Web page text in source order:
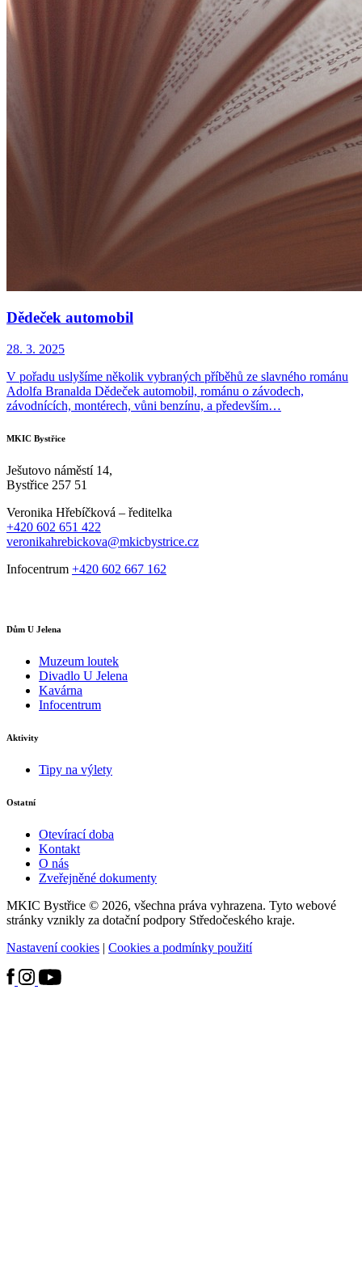
Dědeček automobil
28. 3. 2025
V pořadu uslyšíme několik vybraných příběhů ze slavného románu
Adolfa Branalda Dědeček automobil, románu o závodech,
závodnících, montérech, vůni benzínu, a především…
MKIC Bystřice
Ješutovo náměstí 14,
Bystřice 257 51
Veronika Hřebíčková – ředitelka
+420 602 651 422
veronikahrebickova@mkicbystrice.cz
Infocentrum +420 602 667 162
Dům U Jelena
Muzeum loutek
Divadlo U Jelena
Kavárna
Infocentrum
Aktivity
Tipy na výlety
Ostatní
Otevírací doba
Kontakt
O nás
Zveřejněné dokumenty
MKIC Bystřice © 2026, všechna práva vyhrazena. Tyto webové
stránky vznikly za dotační podpory Středočeského kraje.
Nastavení cookies | Cookies a podmínky použití